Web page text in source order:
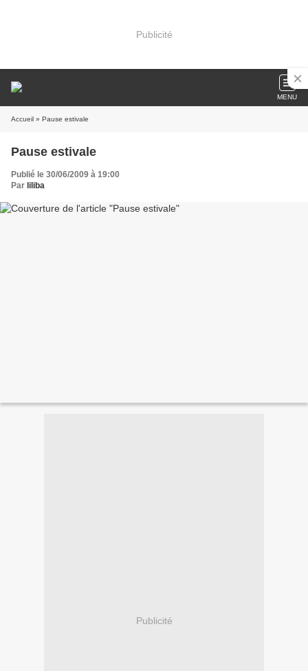
Publicité
MENU
Accueil » Pause estivale
Pause estivale
Publié le 30/06/2009 à 19:00
Par liliba
Publicité